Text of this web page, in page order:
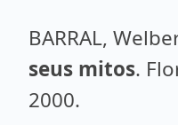
BARRAL,
seus mitos.
2000.